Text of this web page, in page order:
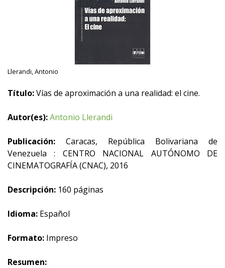
Llerandi, Antonio
Título:Vías de aproximación a una realidad: el cine.
Autor(es):Antonio Llerandi
Publicación: Caracas, República Bolivariana de
Venezuela : CENTRO NACIONAL AUTÓNOMO DE
CINEMATOGRAFÍA (CNAC), 2016
Descripción: 160 páginas
Idioma: Español
Formato: Impreso
Resumen: